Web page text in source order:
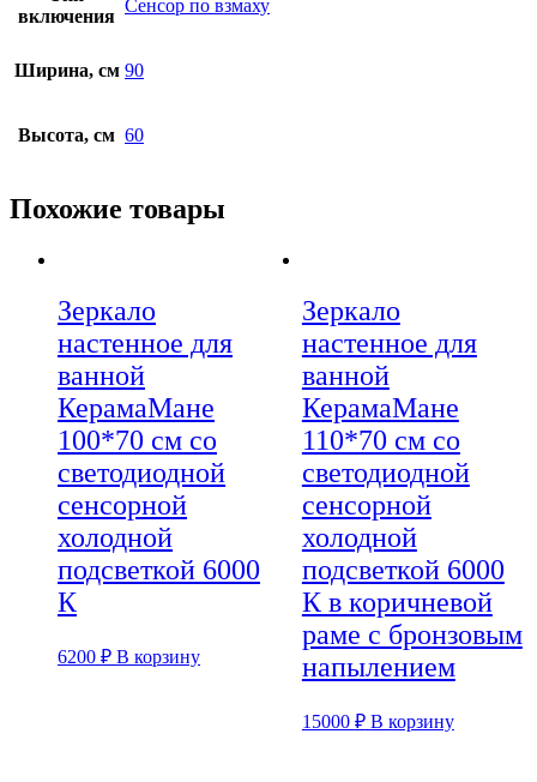
включения
Сенсор по взмаху
Ширина, см 90
Высота, см 60
Похожие товары
Зеркало
настенное для
ванной
КерамаМане
100*70 см со
светодиодной
сенсорной
холодной
подсветкой 6000
К
6200 ₽ В корзину
Зеркало
настенное для
ванной
КерамаМане
110*70 см со
светодиодной
сенсорной
холодной
подсветкой 6000
К в коричневой
раме с бронзовым
напылением
15000 ₽ В корзину